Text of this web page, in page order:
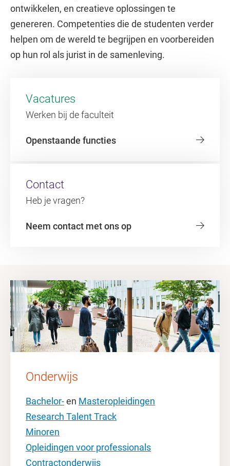
ontwikkelen, en creatieve oplossingen te
genereren. Competenties die de studenten verder
helpen om de wereld te begrijpen en voorbereiden
op hun rol als jurist in de samenleving.
Vacatures
Werken bij de faculteit
Openstaande functies
Contact
Heb je vragen?
Neem contact met ons op
Onderwijs
Bachelor-en Masteropleidingen
Research Talent Track
Minoren
Opleidingen voor professionals
Contractonderwijs